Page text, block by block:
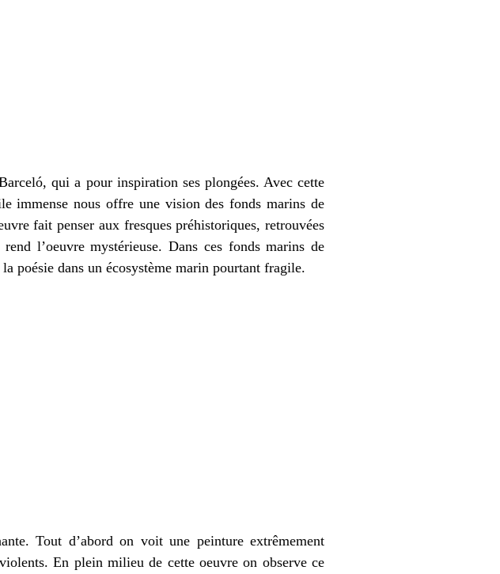
qui a pour inspiration ses plongées. Avec cette
immense nous offre une vision des fonds marins de
fait penser aux fresques préhistoriques, retrouvées
l’oeuvre mystérieuse. Dans ces fonds marins de
poésie dans un écosystème marin pourtant fragile.
Tout d’abord on voit une peinture extrêmement
En plein milieu de cette oeuvre on observe ce